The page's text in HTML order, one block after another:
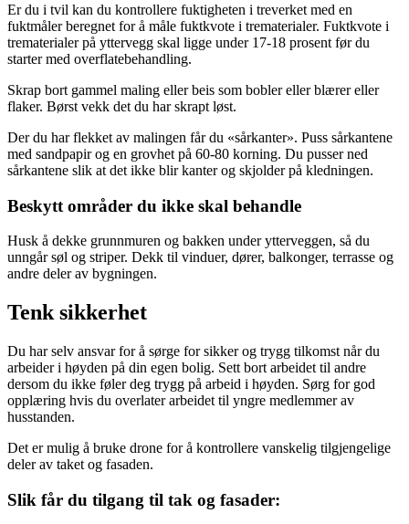
Er du i tvil kan du kontrollere fuktigheten i treverket med en
fuktmåler beregnet for å måle fuktkvote i trematerialer. Fuktkvote i
trematerialer på yttervegg skal ligge under 17-18 prosent før du
starter med overflatebehandling.
Skrap bort gammel maling eller beis som bobler eller blærer eller
flaker. Børst vekk det du har skrapt løst.
Der du har flekket av malingen får du «sårkanter». Puss sårkantene
med sandpapir og en grovhet på 60-80 korning. Du pusser ned
sårkantene slik at det ikke blir kanter og skjolder på kledningen.
Beskytt områder du ikke skal behandle
Husk å dekke grunnmuren og bakken under ytterveggen, så du
unngår søl og striper. Dekk til vinduer, dører, balkonger, terrasse og
andre deler av bygningen.
Tenk sikkerhet
Du har selv ansvar for å sørge for sikker og trygg tilkomst når du
arbeider i høyden på din egen bolig. Sett bort arbeidet til andre
dersom du ikke føler deg trygg på arbeid i høyden. Sørg for god
opplæring hvis du overlater arbeidet til yngre medlemmer av
husstanden.
Det er mulig å bruke drone for å kontrollere vanskelig tilgjengelige
deler av taket og fasaden.
Slik får du tilgang til tak og fasader: